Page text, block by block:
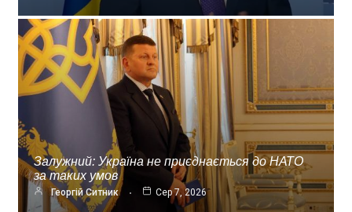
Залужний: Україна не приєднається до НАТО
за таких умов
Георгій Ситник Сер 7, 2026